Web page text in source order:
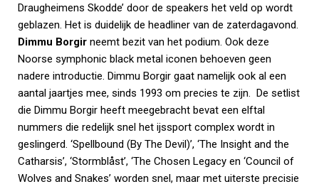
Draugheimens Skodde’ door de speakers het veld op wordt
geblazen. Het is duidelijk de headliner van de zaterdagavond.
Dimmu Borgir neemt bezit van het podium. Ook deze
Noorse symphonic black metal iconen behoeven geen
nadere introductie. Dimmu Borgir gaat namelijk ook al een
aantal jaartjes mee, sinds 1993 om precies te zijn. De setlist
die Dimmu Borgir heeft meegebracht bevat een elftal
nummers die redelijk snel het ijssport complex wordt in
geslingerd. ‘Spellbound (By The Devil)’, ‘The Insight and the
Catharsis’, ‘Stormblåst’, ‘The Chosen Legacy en ‘Council of
Wolves and Snakes’ worden snel, maar met uiterste precisie